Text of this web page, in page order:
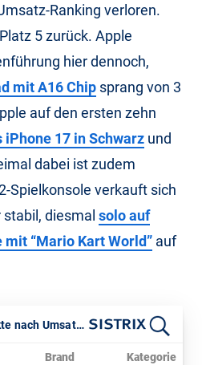
Ranking verloren.
5 zurück. Apple
hier dennoch,
mit A16 Chip sprang von 3
auf den ersten zehn
iPhone 17 in Schwarz und
dabei ist zudem
Spielkonsole verkauft sich
diesmal solo auf
mit “Mario Kart World” auf
Amazon.de: Top-Produkte nach Umsatz im April 2026
Brand Kategorie